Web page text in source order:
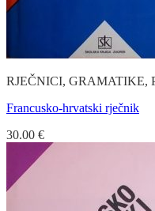
RJEČNICI, GRAMATIKE,
Francusko-hrvatski rječnik
30.00 €